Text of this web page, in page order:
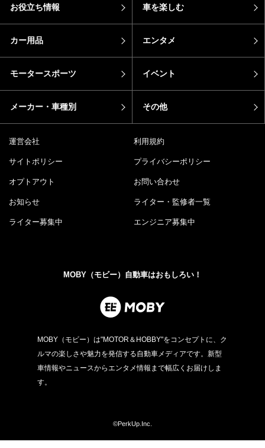
お役立ち情報 車を楽しむ
カー用品 エンタメ
モータースポーツ イベント
メーカー・車種別 その他
運営会社 利用規約
サイトポリシー プライバシーポリシー
オプトアウト お問い合わせ
お知らせ ライター・監修者一覧
ライター募集中 エンジニア募集中
MOBY（モビー）自動車はおもしろい！
MOBY（モビー）は"MOTOR＆HOBBY"をコンセプトに、ク
ルマの楽しさや魅力を発信する自動車メディアです。新型
車情報やニュースからエンタメ情報まで幅広くお届けしま
す。
©PerkUp.Inc.